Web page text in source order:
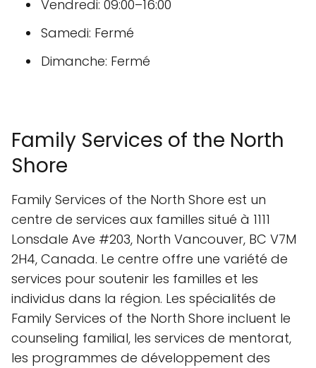
Vendredi: 09:00–16:00
Samedi: Fermé
Dimanche: Fermé
Family Services of the North
Shore
Family Services of the North Shore est un
centre de services aux familles situé à 1111
Lonsdale Ave #203, North Vancouver, BC V7M
2H4, Canada. Le centre offre une variété de
services pour soutenir les familles et les
individus dans la région. Les spécialités de
Family Services of the North Shore incluent le
counseling familial, les services de mentorat,
les programmes de développement des